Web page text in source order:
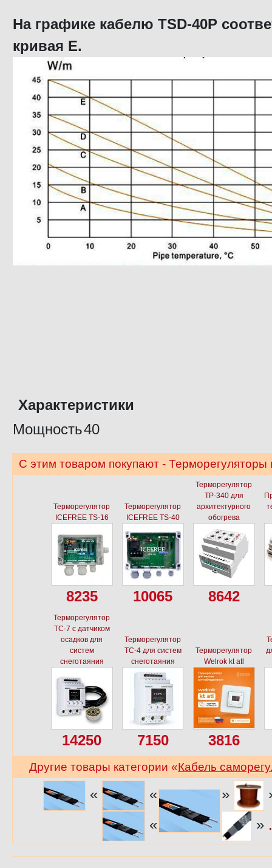
На графике кабелю TSD-40P
кривая E.
Характеристики
Мощность40
С этим товаром покупают - Терморегуляторы
Терморегулятор
ICEFREE TS-16
8235
Терморегулятор
ICEFREE TS-40
10065
Терморегулятор
ТР-340 для
архитектурного
обогрева
8642
Терморегулятор
ТС-7 с датчиком
осадков для
систем
снеготаяния
14250
Терморегулятор
ТС-4 для систем
снеготаяния
7150
Терморегулятор
Welrok kt atl
3816
Другие товары категории «Кабель
«
«
«
»
»